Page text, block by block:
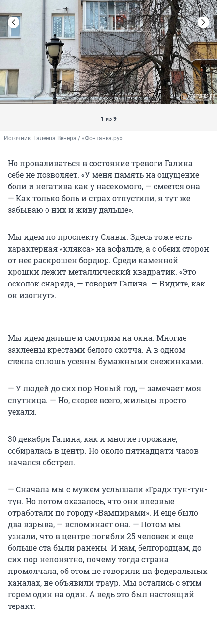
1 из 9
Источник: Галеева Венера / «Фонтанка.ру»
Но проваливаться в состояние тревоги Галина
себе не позволяет. «У меня память на ощущение
боли и негатива как у насекомого, — смеется она.
— Как только боль и страх отпустили, я тут же
забываю о них и живу дальше».
Мы идем по проспекту Славы. Здесь тоже есть
характерная «клякса» на асфальте, а с обеих сторон
от нее раскрошен бордюр. Среди каменной
крошки лежит металлический квадратик. «Это
осколок снаряда, — говорит Галина. — Видите, как
он изогнут».
Мы идем дальше и смотрим на окна. Многие
заклеены крестами белого скотча. А в одном
стекла сплошь усеяны бумажными снежинками.
— У людей до сих пор Новый год, — замечает моя
спутница. — Но, скорее всего, жильцы просто
уехали.
30 декабря Галина, как и многие горожане,
собиралась в центр. Но около пятнадцати часов
начался обстрел.
— Сначала мы с мужем услышали «Град»: тун-тун-
тун. Но потом оказалось, что они впервые
отработали по городу «Вампирами». И еще было
два взрыва, — вспоминает она. — Потом мы
узнали, что в центре погибли 25 человек и еще
больше ста были ранены. И нам, белгородцам, до
сих пор непонятно, почему тогда страна
промолчала, об этом не говорили на федеральных
каналах, не объявили траур. Мы остались с этим
горем один на один. А ведь это был настоящий
теракт.